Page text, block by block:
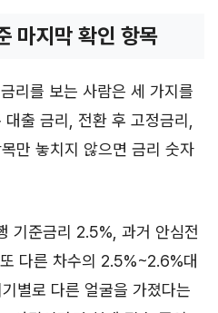
마지막 확인 항목
리를 보는 사람은 세 가지를
출 금리, 전환 후 고정금리,
만 놓치지 않으면 금리 숫자
기준금리 2.5%, 과거 안심전
다른 차수의 2.5%~2.6%대
별로 다른 얼굴을 가졌다는